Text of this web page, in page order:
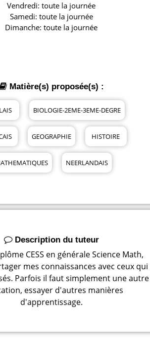
Vendredi: toute la journée
Samedi: toute la journée
Dimanche: toute la journée
Matière(s) proposée(s) :
BIOLOGIE-2EME-3EME-DEGRE
GEOGRAPHIE HISTOIRE
NEERLANDAIS
Description du tuteur
CESS en générale Science Math,
mes connaissances avec ceux qui
Parfois il faut simplement une autre
essayer d'autres manières
d'apprentissage.